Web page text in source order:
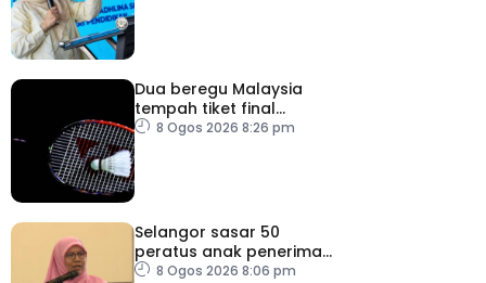
Dua beregu Malaysia
tempah tiket final
Masters Korea
8 Ogos 2026 8:26 pm
Selangor sasar 50
peratus anak penerima
bantuan JKM dapat
8 Ogos 2026 8:06 pm